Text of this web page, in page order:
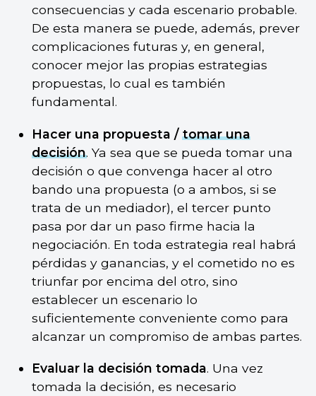
consecuencias y cada escenario probable.
De esta manera se puede, además, prever
complicaciones futuras y, en general,
conocer mejor las propias estrategias
propuestas, lo cual es también
fundamental.
Hacer una propuesta /tomar una
decisión. Ya sea que se pueda tomar una
decisión o que convenga hacer al otro
bando una propuesta (o a ambos, si se
trata de un mediador), el tercer punto
pasa por dar un paso firme hacia la
negociación. En toda estrategia real habrá
pérdidas y ganancias, y el cometido no es
triunfar por encima del otro, sino
establecer un escenario lo
suficientemente conveniente como para
alcanzar un compromiso de ambas partes.
Evaluar la decisión tomada. Una vez
tomada la decisión, es necesario